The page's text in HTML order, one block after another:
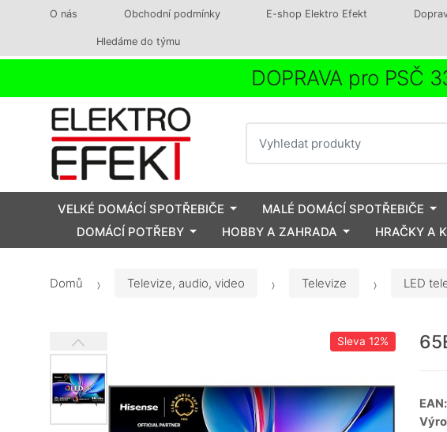
O nás Obchodní podmínky E-shop Elektro Efekt
Hledáme do týmu
DOPRAVA pro PSČ
VELKÉ DOMÁCÍ SPOTŘEBIČE MALÉ DOMÁCÍ SPOTŘEBIČE
DOMÁCÍ POTŘEBY
HOBBY A ZAHRADA HRAČKY A
Domů Televize, audio, video Televize LED
Sleva 12%
EAN: